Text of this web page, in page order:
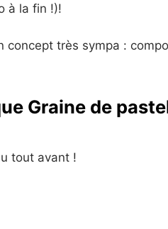
à la fin !)!
concept très sympa :
Graine de
tout avant !